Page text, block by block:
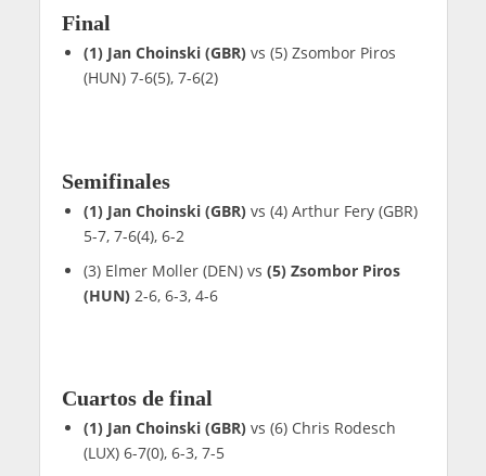
Final
(1) Jan Choinski (GBR)vs (5) Zsombor Piros
(HUN) 7-6(5), 7-6(2)
Semifinales
(1) Jan Choinski (GBR)vs (4) Arthur Fery (GBR)
5-7, 7-6(4), 6-2
(3) Elmer Moller (DEN) vs (5) Zsombor Piros
(HUN)2-6, 6-3, 4-6
Cuartos de final
(1) Jan Choinski (GBR)vs (6) Chris Rodesch
(LUX) 6-7(0), 6-3, 7-5